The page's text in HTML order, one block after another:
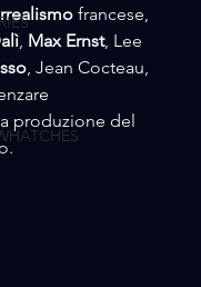
francese,
, Max Ernst, Lee
, Jean Cocteau,
produzione del